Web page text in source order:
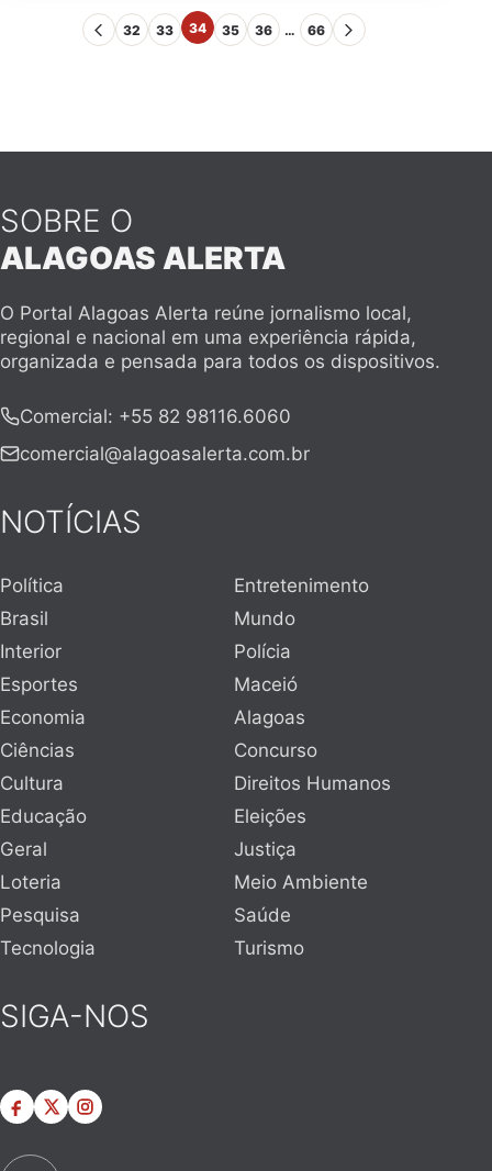
32 33 34 35 36 … 66
SOBRE O
ALAGOAS ALERTA
O Portal Alagoas Alerta reúne jornalismo local,
regional e nacional em uma experiência rápida,
organizada e pensada para todos os dispositivos.
Comercial: +55 82 98116.6060
comercial@alagoasalerta.com.br
NOTÍCIAS
Política
Entretenimento
Brasil
Mundo
Interior
Polícia
Esportes
Maceió
Economia
Alagoas
Ciências
Concurso
Cultura
Direitos Humanos
Educação
Eleições
Geral
Justiça
Loteria
Meio Ambiente
Pesquisa
Saúde
Tecnologia
Turismo
SIGA-NOS